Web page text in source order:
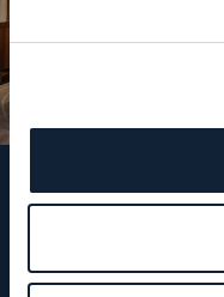
关注我们
WeChat ID